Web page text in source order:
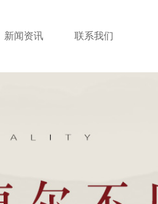
新闻资讯 联系我们